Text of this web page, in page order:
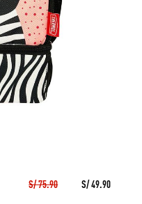
S/ 75.90 S/ 49.90